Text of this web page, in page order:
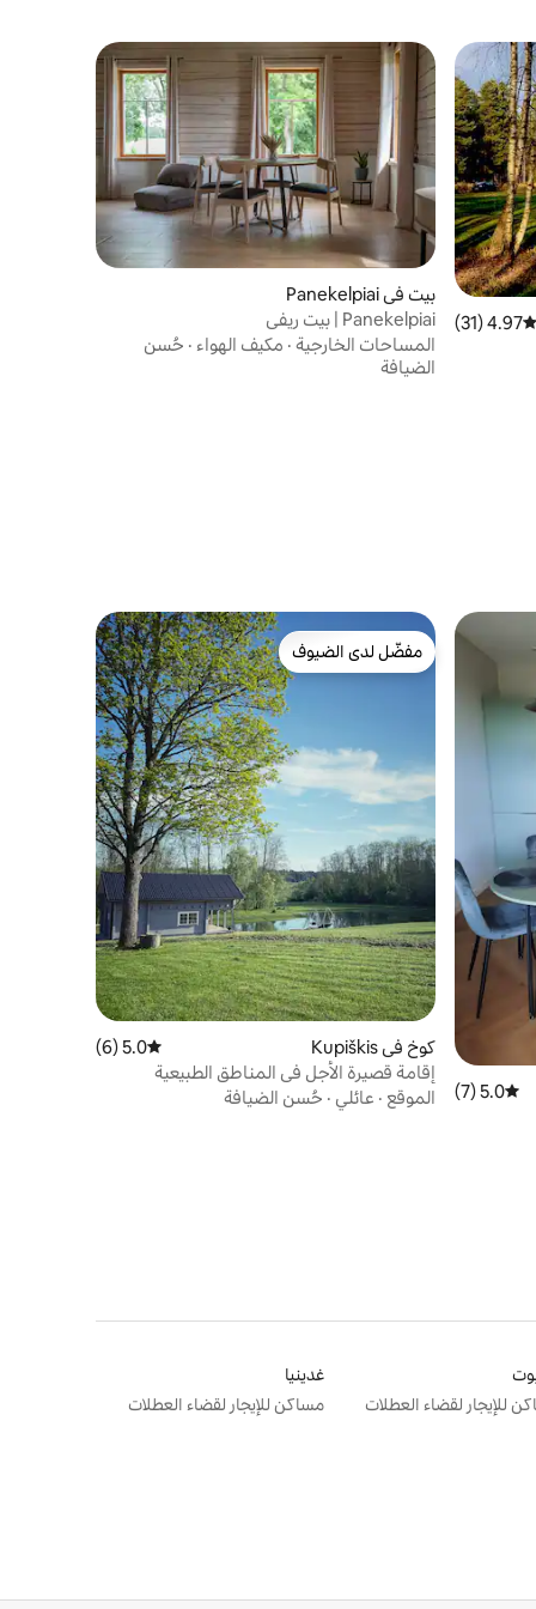
متوسط التقييم 4.97 من 5، 31 مراجعات
4.97 (31)
بيت في Panekelpiai
Panekelpiai | بيت ريفي
المساحات الخارجية · مكيف الهواء · حُسن
الضيافة
متوسط التقييم 5.0 من 5، 7 مراجعات
5.0 (7)
مفضّل لدى الضيوف
مفضّل لدى الضيوف
كوخ في Kupiškis متوسط التقييم 5.0 من 5، 6 مراجعات
5.0 (6)
إقامة قصيرة الأجل في المناطق الطبيعية
المحيطة
الموقع · عائلي · حُسن الضيافة
للإيجار لقضاء العطلات
غدينيا
مساكن للإيجار لقضاء العطلات